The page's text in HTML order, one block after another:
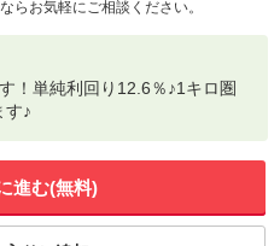
らお気軽にご相談ください。
！単純利回り12.6％♪1キロ圏
す♪
進む(無料)